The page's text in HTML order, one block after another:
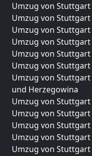
Umzug von Stuttgart
Umzug von Stuttgart
Umzug von
Umzug von
Umzug von Stuttgart
Umzug von
Umzug von Stuttgart
und Herzegowina
Umzug von
Umzug von
Umzug von Stuttgart
Umzug von
Umzug von Stuttgart